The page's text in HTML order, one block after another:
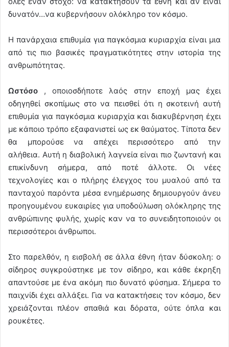
δυνατόν…να κυβερνήσουν ολόκληρο τον κόσμο.
Η πανάρχαια επιθυμία για παγκόσμια κυριαρχία είναι μια
από τις πιο βασικές πραγματικότητες στην ιστορία της
ανθρωπότητας.
Ωστόσο , οποιοσδήποτε λαός στην εποχή μας έχει
οδηγηθεί σκοπίμως στο να πεισθεί ότι η σκοτεινή αυτή
επιθυμία για παγκόσμια κυριαρχία και διακυβέρνηση έχει
με κάποιο τρόπο εξαφανιστεί ως εκ θαύματος. Τίποτα δεν
θα μπορούσε να απέχει περισσότερο από την
αλήθεια. Αυτή η διαβολική λαγνεία είναι πιο ζωντανή και
επικίνδυνη σήμερα, από ποτέ άλλοτε. Οι νέες
τεχνολογίες και ο πλήρης έλεγχος του μυαλού από τα
πανταχού παρόντα μέσα ενημέρωσης δημιουργούν άνευ
προηγουμένου ευκαιρίες για υποδούλωση ολόκληρης της
ανθρώπινης φυλής, χωρίς καν να το συνειδητοποιούν οι
περισσότεροι άνθρωποι.
Στο παρελθόν, η εισβολή σε άλλα έθνη ήταν δύσκολη: ο
σίδηρος συγκρούστηκε με τον σίδηρο, και κάθε έκρηξη
απαντούσε με ένα ακόμη πιο δυνατό φύσημα. Σήμερα το
παιχνίδι έχει αλλάξει. Για να κατακτήσεις τον κόσμο, δεν
χρειάζονται πλέον σπαθιά και δόρατα, ούτε όπλα και
ρουκέτες.